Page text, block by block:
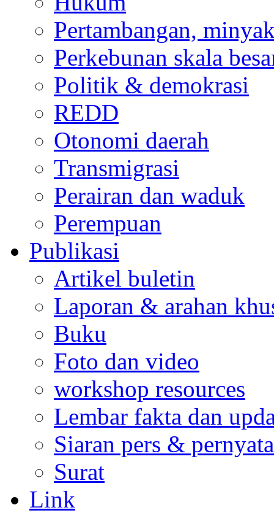
Pertambangan,
Perkebunan skala
Politik & demokrasi
REDD
Otonomi daerah
Transmigrasi
Perairan dan waduk
Perempuan
Publikasi
Artikel buletin
Laporan & arahan
Buku
Foto dan video
workshop resources
Lembar fakta dan
Siaran pers &
Surat
Link